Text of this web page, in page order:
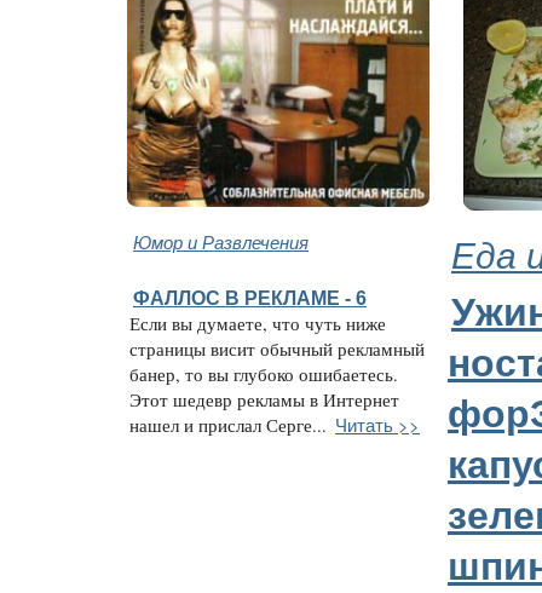
Юмор и Развлечения Еда
ФАЛЛОС В РЕКЛАМЕ - 6
Если вы думаете, что чуть ниже
страницы висит обычный рекламный
банер, то вы глубоко ошибаетесь.
Этот шедевр рекламы в Интернет
нашел и прислал Серге... Читать >>